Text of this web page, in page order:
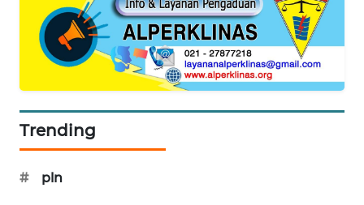
Trending
# pln
MAJALENGKA
WN
WN
SUKABUMI
WN